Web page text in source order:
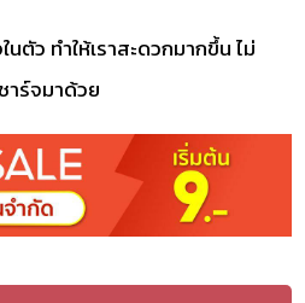
ตัว ทำให้เราสะดวกมากขึ้น ไม่
าร์จมาด้วย